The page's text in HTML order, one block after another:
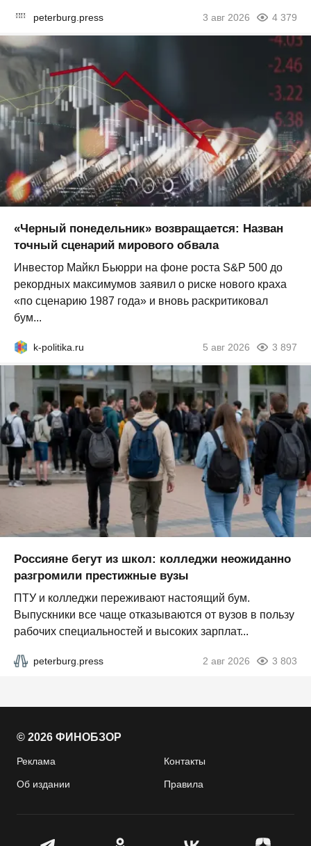
peterburg.press 3 авг 2026 4 379
«Черный понедельник» возвращается: Назван
точный сценарий мирового обвала
Инвестор Майкл Бьюрри на фоне роста S&P 500 до
рекордных максимумов заявил о риске нового краха
«по сценарию 1987 года» и вновь раскритиковал
бум...
k-politika.ru 5 авг 2026 3 897
Россияне бегут из школ: колледжи неожиданно
разгромили престижные вузы
ПТУ и колледжи переживают настоящий бум.
Выпускники все чаще отказываются от вузов в пользу
рабочих специальностей и высоких зарплат...
peterburg.press 2 авг 2026 3 803
© 2026 ФИНОБЗОР
Реклама Контакты
Об издании Правила